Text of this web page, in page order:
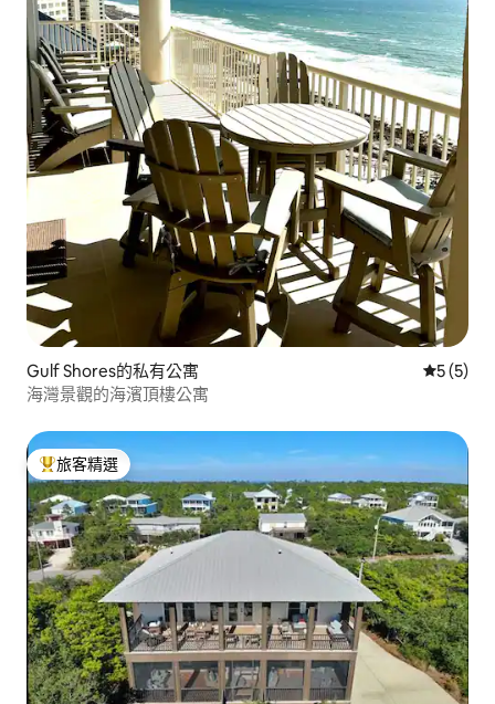
Gulf Shores的私有公寓 從 5 則評
5 (5)
海灣景觀的海濱頂樓公寓
旅客精選榜首
旅客精選